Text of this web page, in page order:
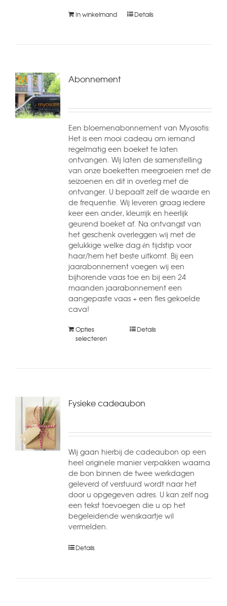
In winkelmand Details
Abonnement
Een bloemenabonnement van Myosotis:
Het is een mooi cadeau om iemand
regelmatig een boeket te laten
ontvangen. Wij laten de samenstelling
van onze boeketten meegroeien met de
seizoenen en dit in overleg met de
ontvanger. U bepaalt zelf de waarde en
de frequentie. Wij leveren graag iedere
keer een ander, kleurrijk en heerlijk
geurend boeket af. Na ontvangst van
het geschenk overleggen wij met de
gelukkige welke dag én tijdstip voor
haar/hem het beste uitkomt. Bij een
jaarabonnement voegen wij een
bijhorende vaas toe en bij een 24
maanden jaarabonnement een
aangepaste vaas + een fles gekoelde
cava!
Opties
selecteren
Details
Fysieke cadeaubon
Wij gaan hierbij de cadeaubon op een
heel originele manier verpakken waarna
de bon binnen de twee werkdagen
geleverd of verstuurd wordt naar het
door u opgegeven adres. U kan zelf nog
een tekst toevoegen die u op het
begeleidende wenskaartje wil
vermelden.
Details